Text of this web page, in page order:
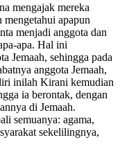
mengajak mereka
mengetahui apapun
menjadi anggota dan
apa. Hal ini
Jemaah, sehingga pada
anggota Jemaah,
inilah Kirani kemudian
ia berontak, dengan
di Jemaah.
semuanya: agama,
sekelilingnya,